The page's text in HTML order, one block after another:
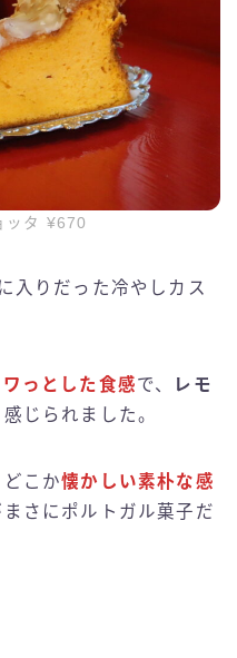
ッタ ¥670
入りだった冷やしカス
ワっとした食感で、
レモ
じられました。
こか懐かしい素朴な感
さにポルトガル菓子だ